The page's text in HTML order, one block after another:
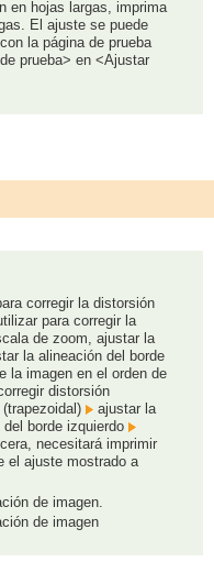
en hojas largas, imprima
El ajuste se puede
la página de prueba
prueba> en <Ajustar
corregir la distorsión
para corregir la
de zoom, ajustar la
la alineación del borde
la imagen en el orden de
distorsión
ajustar la
borde izquierdo
necesitará imprimir
el ajuste mostrado a
de imagen.
de imagen